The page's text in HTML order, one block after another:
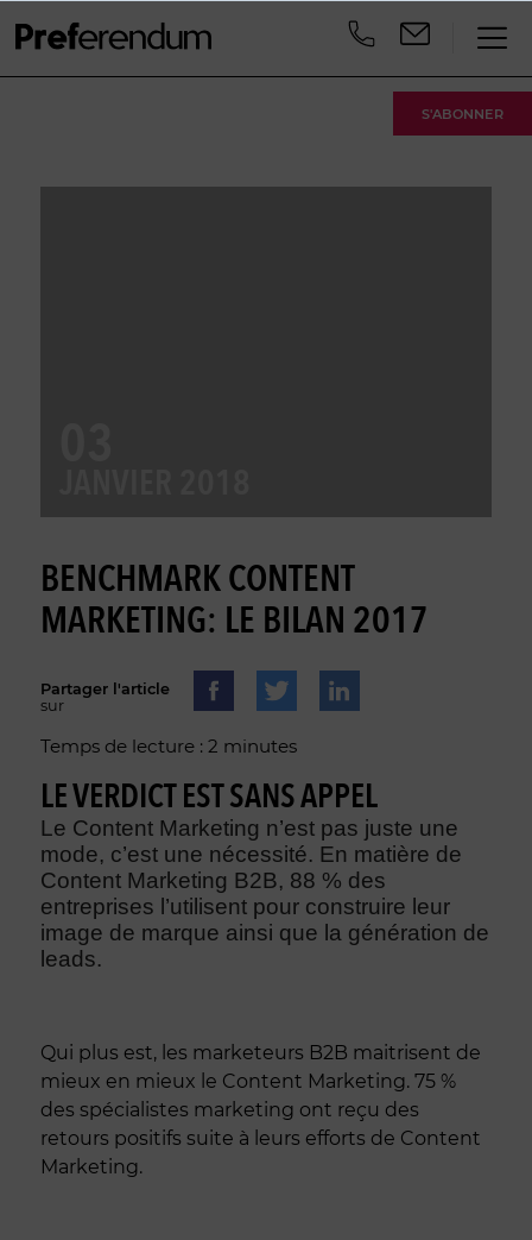
S'ABONNER
BENCHMARK CONTENT
MARKETING: LE BILAN 2017
Partager l'article
sur
Temps de lecture : 2 minutes
LE VERDICT EST SANS APPEL
Le Content Marketing n’est pas juste une
mode, c’est une nécessité. En matière de
Content Marketing B2B, 88 % des
entreprises l’utilisent pour construire leur
image de marque ainsi que la génération de
leads.
Qui plus est, les marketeurs B2B maitrisent de
mieux en mieux le Content Marketing. 75 %
des spécialistes marketing ont reçu des
retours positifs suite à leurs efforts de Content
Marketing.